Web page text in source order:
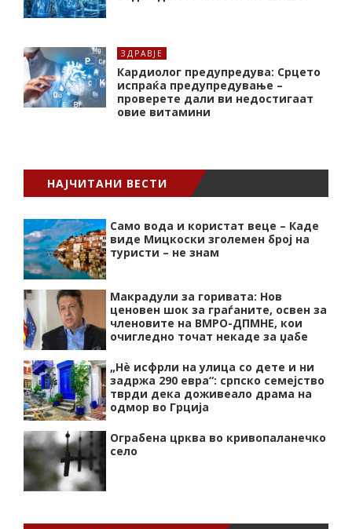
ЗДРАВЈЕ
Кардиолог предупредува: Срцето
испраќа предупредување –
проверете дали ви недостигаат
овие витамини
НАЈЧИТАНИ ВЕСТИ
Само вода и користат веце – Каде
виде Мицкоски зголемен број на
туристи – не знам
Макрадули за горивата: Нов
ценовен шок за граѓаните, освен за
членовите на ВМРО-ДПМНЕ, кои
очигледно точат некаде за џабе
„Нѐ исфрли на улица со дете и ни
задржа 290 евра“: српско семејство
тврди дека доживеало драма на
одмор во Грција
Ограбена црква во кривопаланечко
село